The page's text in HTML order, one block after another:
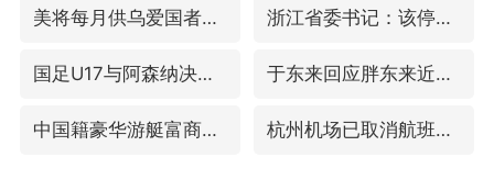
美将每月供乌爱国者拦截导弹 浙江省委书记：该停下的坚决停下来
国足U17与阿森纳决赛取消 并列冠军 于东来回应胖东来近25年老店年底关闭
中国籍豪华游艇富商之子在泰国被杀 杭州机场已取消航班388架次